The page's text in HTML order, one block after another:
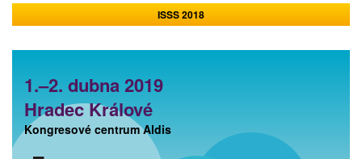
ISSS 2018
1.–2. dubna 2019
Hradec Králové
Kongresové centrum Aldis